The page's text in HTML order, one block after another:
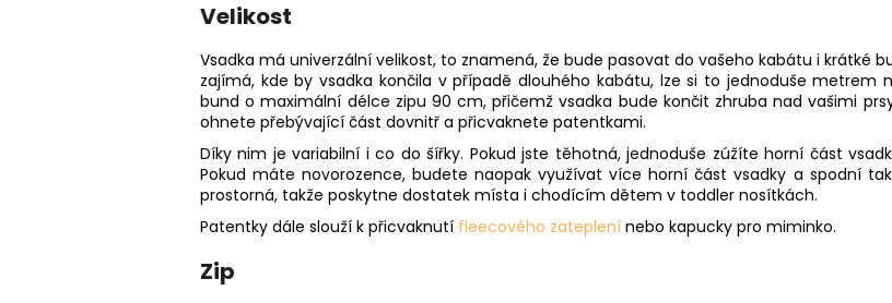
Velikost
Vsadka má univerzální velikost, to znamená, že bude pasovat do vašeho kabátu i krátké
zajímá, kde by vsadka končila v případě dlouhého kabátu, lze si to jednoduše metrem
bund o maximální délce zipu 90 cm, přičemž vsadka bude končit zhruba nad vašimi
ohnete přebývající část dovnitř a přicvaknete patentkami.
Díky nim je variabilní i co do šířky. Pokud jste těhotná, jednoduše zúžíte horní část
Pokud máte novorozence, budete naopak využívat více horní část vsadky a spodní
prostorná, takže poskytne dostatek místa i chodícím dětem v toddler nosítkách.
Patentky dále slouží k přicvaknutí fleecového zateplení nebo kapucky pro miminko.
Zip